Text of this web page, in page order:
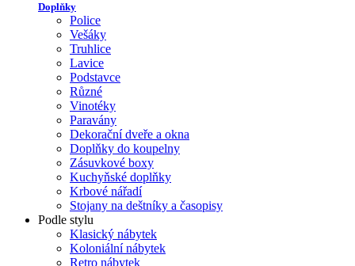
Doplňky
Police
Vešáky
Truhlice
Lavice
Podstavce
Různé
Vinotéky
Paravány
Dekorační dveře a okna
Doplňky do koupelny
Zásuvkové boxy
Kuchyňské doplňky
Krbové nářadí
Stojany na deštníky a časopisy
Podle stylu
Klasický nábytek
Koloniální nábytek
Retro nábytek